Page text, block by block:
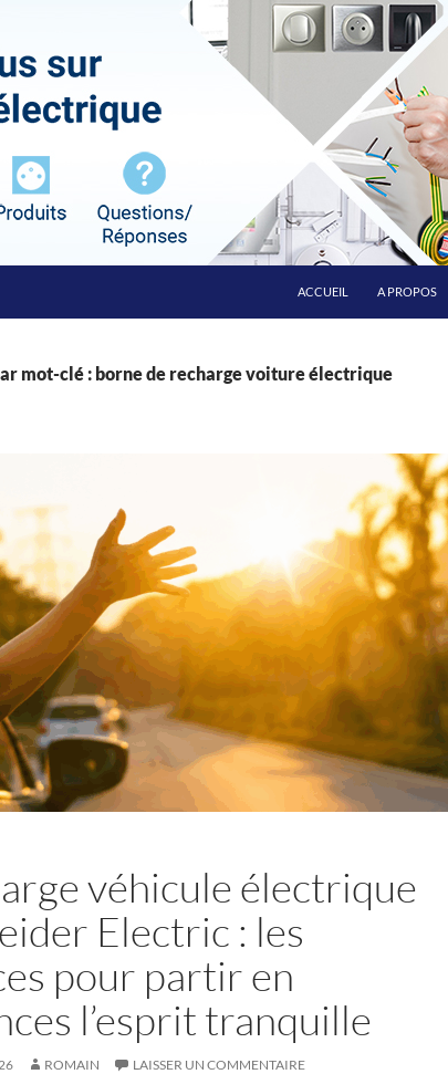
ACCUEIL
A PROPOS
mot-clé : borne de recharge voiture électrique
véhicule électrique
Electric : les
pour partir en
l’esprit tranquille
ROMAIN LAISSER UN COMMENTAIRE